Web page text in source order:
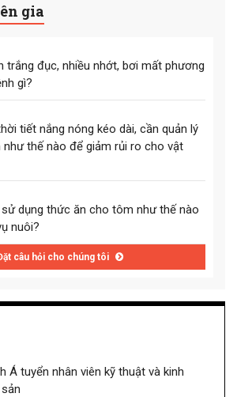
gia
trắng đục, nhiều nhớt, bơi mất phương
gì?
tiết nắng nóng kéo dài, cần quản lý
như thế nào để giảm rủi ro cho vật
dụng thức ăn cho tôm như thế nào
nuôi?
câu hỏi cho chúng tôi
Á tuyển nhân viên kỹ thuật và kinh